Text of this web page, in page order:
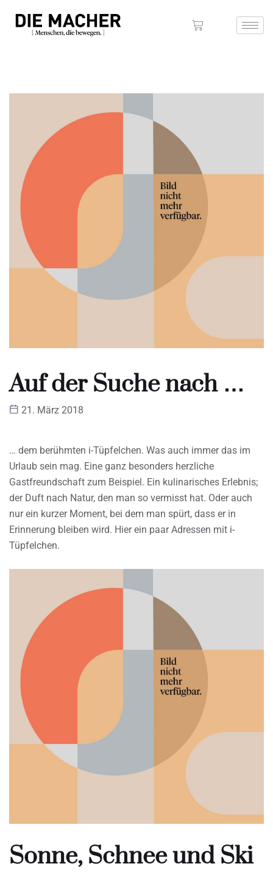
Auf der Suche nach …
21. März 2018
… dem berühmten i-Tüpfelchen. Was auch immer das im
Urlaub sein mag. Eine ganz besonders herzliche
Gastfreundschaft zum Beispiel. Ein kulinarisches Erlebnis;
der Duft nach Natur, den man so vermisst hat. Oder auch
nur ein kurzer Moment, bei dem man spürt, dass er in
Erinnerung bleiben wird. Hier ein paar Adressen mit i-
Tüpfelchen.
Sonne, Schnee und Ski